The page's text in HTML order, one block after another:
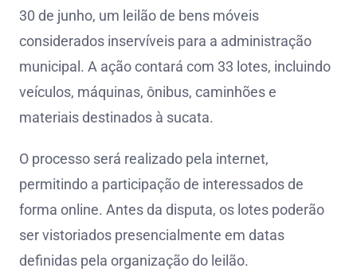
30 de junho, um leilão de bens móveis
considerados inservíveis para a administração
municipal. A ação contará com 33 lotes, incluindo
veículos, máquinas, ônibus, caminhões e
materiais destinados à sucata.
O processo será realizado pela internet,
permitindo a participação de interessados de
forma online. Antes da disputa, os lotes poderão
ser vistoriados presencialmente em datas
definidas pela organização do leilão.